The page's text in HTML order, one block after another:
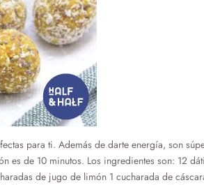
para ti. Además de darte energía, son
es de 10 minutos. Los ingredientes son: 12
de jugo de limón 1 cucharada de